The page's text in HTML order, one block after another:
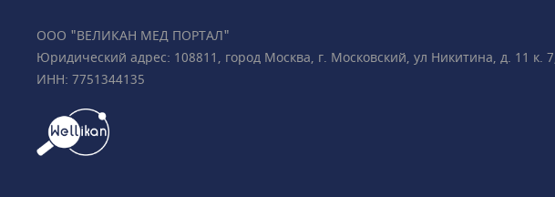
и оформить медицинскую книжку.
ООО "ВЕЛИКАН МЕД ПОРТАЛ"
Юридический адрес: 108811, город Москва, г. Московский, ул Никитина, д. 11 к.
ИНН: 7751344135